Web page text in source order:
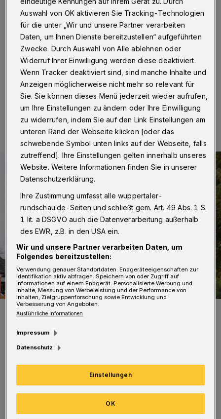
Wuppertal / Leverkusen·Der Bahnstrecke zwischen
zwischen Köln-Mülheim und Wuppertal-Vohwinkel ist
seit dem Nachmittag (24. Oktober 2024) gesperrt.
Grund ist ein Großbrand auf dem Gelände der Firma
Dynamit Nobel in Leverkusen.
24.10.2024 , 17:11 Uhr Eine Minute Lesezeit
Die Rauchsäule ist enorm.
Betroffen sind die Linien RE 7 und RB 48. Die
eingerichtet.
Auswahl von OK aktivieren Sie Tracking-Technologien
für die unter „Wir und unsere Partner verarbeiten
Daten, um Ihnen Dienste bereitzustellen“ aufgeführten
Zwecke. Durch Auswahl von Alle ablehnen oder
Widerruf Ihrer Einwilligung werden diese deaktiviert.
Wenn Tracker deaktiviert sind, sind manche Inhalte und
Anzeigen möglicherweise nicht mehr so relevant für
Sie. Sie können dieses Menü jederzeit wieder aufrufen,
um Ihre Einstellungen zu ändern oder Ihre Einwilligung
zu widerrufen, indem Sie auf den Link Einstellungen am
unteren Rand der Webseite klicken [oder das
schwebende Symbol unten links auf der Webseite, falls
zutreffend]. Ihre Einstellungen gelten innerhalb unseres
Website. Weitere Informationen finden Sie in unserer
Datenschutzerklärung.
Ihre Zustimmung umfasst alle wuppertaler-
rundschau.de-Seiten und schließt gem. Art. 49 Abs. 1 S.
1 lit. a DSGVO auch die Datenverarbeitung außerhalb
des EWR, z.B. in den USA ein.
Wir und unsere Partner verarbeiten Daten, um
Folgendes bereitzustellen:
Verwendung genauer Standortdaten. Endgeräteeigenschaften zur
Identifikation aktiv abfragen. Speichern von oder Zugriff auf
Informationen auf einem Endgerät. Personalisierte Werbung und
Inhalte, Messung von Werbeleistung und der Performance von
Inhalten, Zielgruppenforschung sowie Entwicklung und
Verbesserung von Angeboten.
Ausführliche Informationen
Impressum
Datenschutz
Einstellungen
OK